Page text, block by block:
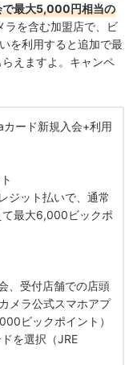
で最大5,000円相当の
ラを含む加盟店で、ビ
を利用すると追加で最
えますよ。キャンペ
ード新規入会+利用
ジット払いで、通常
最大6,000ビックポ
、受付店舗での店頭
メラ公式スマホアプ
ビックポイント）
を選択（JRE